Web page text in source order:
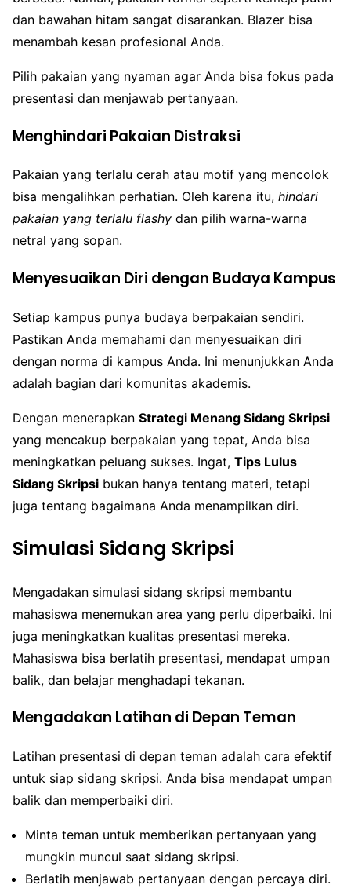
dan bawahan hitam sangat disarankan. Blazer bisa
menambah kesan profesional Anda.
Pilih pakaian yang nyaman agar Anda bisa fokus pada
presentasi dan menjawab pertanyaan.
Menghindari Pakaian Distraksi
Pakaian yang terlalu cerah atau motif yang mencolok
bisa mengalihkan perhatian. Oleh karena itu, hindari
pakaian yang terlalu flashy dan pilih warna-warna
netral yang sopan.
Menyesuaikan Diri dengan Budaya Kampus
Setiap kampus punya budaya berpakaian sendiri.
Pastikan Anda memahami dan menyesuaikan diri
dengan norma di kampus Anda. Ini menunjukkan Anda
adalah bagian dari komunitas akademis.
Dengan menerapkan Strategi Menang Sidang Skripsi
yang mencakup berpakaian yang tepat, Anda bisa
meningkatkan peluang sukses. Ingat, Tips Lulus
Sidang Skripsi bukan hanya tentang materi, tetapi
juga tentang bagaimana Anda menampilkan diri.
Simulasi Sidang Skripsi
Mengadakan simulasi sidang skripsi membantu
mahasiswa menemukan area yang perlu diperbaiki. Ini
juga meningkatkan kualitas presentasi mereka.
Mahasiswa bisa berlatih presentasi, mendapat umpan
balik, dan belajar menghadapi tekanan.
Mengadakan Latihan di Depan Teman
Latihan presentasi di depan teman adalah cara efektif
untuk siap sidang skripsi. Anda bisa mendapat umpan
balik dan memperbaiki diri.
Minta teman untuk memberikan pertanyaan yang
mungkin muncul saat sidang skripsi.
Berlatih menjawab pertanyaan dengan percaya diri.